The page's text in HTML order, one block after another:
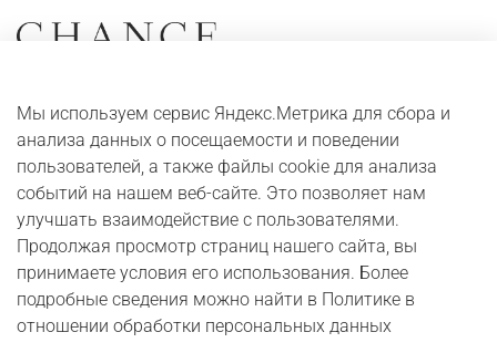
Серьги
Кольца
Колье
Браслеты
Адреса и контакты
Оплата и доставка
Digital журнал
Бонусная программа
Мы используем сервис Яндекс.Метрика для сбора и
анализа данных о посещаемости и поведении
пользователей, а также файлы cookie для анализа
событий на нашем веб-сайте. Это позволяет нам
улучшать взаимодействие с пользователями.
Продолжая просмотр страниц нашего сайта, вы
принимаете условия его использования. Более
подробные сведения можно найти в Политике в
отношении обработки персональных данных